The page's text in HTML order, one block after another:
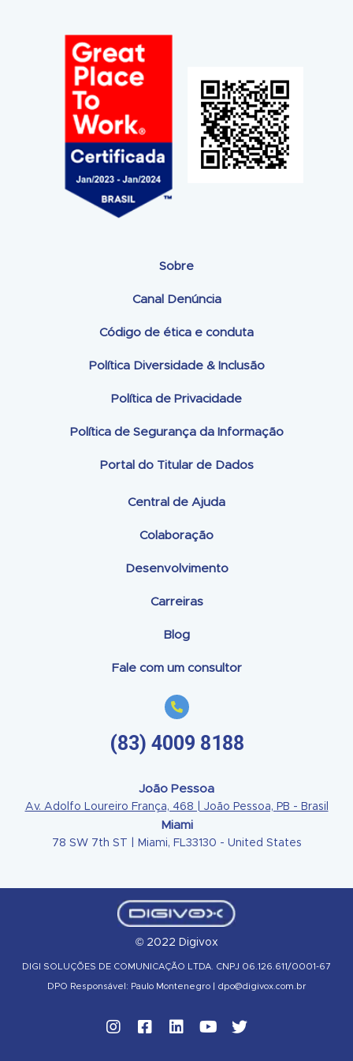
Sobre
Canal Denúncia
Código de ética e conduta
Política Diversidade & Inclusão
Política de Privacidade
Política de Segurança da Informação
Portal do Titular de Dados
Central de Ajuda
Colaboração
Desenvolvimento
Carreiras
Blog
Fale com um consultor
(83) 4009 8188
João Pessoa
Av. Adolfo Loureiro França, 468 | João Pessoa, PB - Brasil
Miami
78 SW 7th ST | Miami, FL33130 - United States
© 2022 Digivox
DIGI SOLUÇÕES DE COMUNICAÇÃO LTDA. CNPJ 06.126.611/0001-67
DPO Responsável: Paulo Montenegro | dpo@digivox.com.br